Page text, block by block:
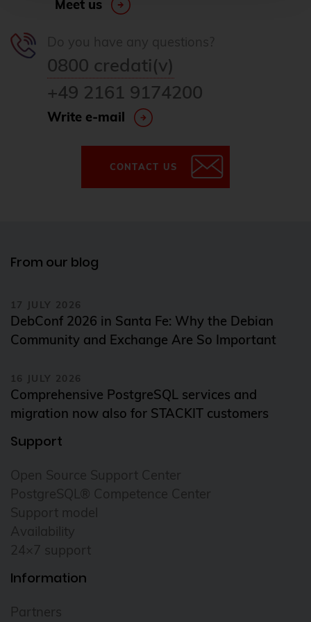
Data Protection
Data Tiering
DebConf
DevOps
Elephant Shed
Email
esxi
evaluation
FDW
Foreman
free software
FreeBSD
freeipa
Meet us
0800 credati(v)
+49 2161 9174200
Write e-mail
CONTACT US
From our blog
17 JULY 2026
DebConf 2026 in Santa Fe: Why the Debian
Community and Exchange Are So Important
16 JULY 2026
Comprehensive PostgreSQL services and
migration now also for STACKIT customers
Support
Open Source Support Center
PostgreSQL® Competence Center
Support model
Availability
24×7 support
Information
Partners